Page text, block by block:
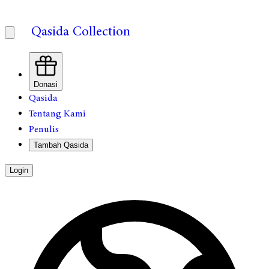
Qasida Collection
Donasi
Qasida
Tentang Kami
Penulis
Tambah Qasida
Login